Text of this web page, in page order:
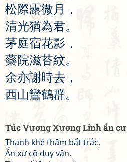
松際露微 月
，
清光猶為君。
茅庭宿花影 ，
藥院滋苔紋。
余亦謝時去 ，
西山鸞鶴群。
Túc Vương Xương Linh ẩn cư
Thanh khê thâm bất trắc,
Ẩn xứ cô duy vân.